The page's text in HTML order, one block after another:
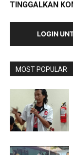
TINGGALKAN
LOGIN
MOST POPULAR